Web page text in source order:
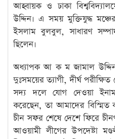
আহ্বায়ক ও ঢাকা
উদ্দিন। এ সময় মুক্তিযুদ্ধ
ইসলাম বুলবুল, সাধারণ
ছিলেন।
অধ্যাপক আ ক ম জামাল উদ্দিন
দুঃসময়ের ত্যাগী, দীর্ঘ পরীক্ষিত
সদ্য দলে যোগ দেওয়া
করেছেন, তা আমাদের বিস্মিত
চীন সফর শেষে দেশে ফিরে
আওয়ামী লীগের উপদেষ্টা